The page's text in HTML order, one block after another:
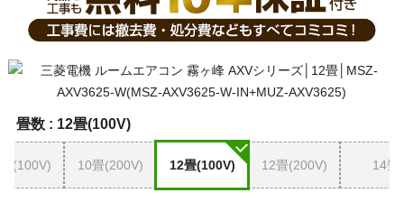
畳数 : 12畳(100V)
(100V) 10畳(200V) 12畳(100V) 12畳(200V) 14畳